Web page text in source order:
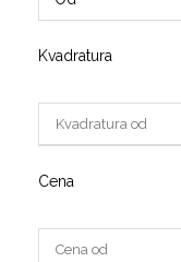
Kvadratura
Cena